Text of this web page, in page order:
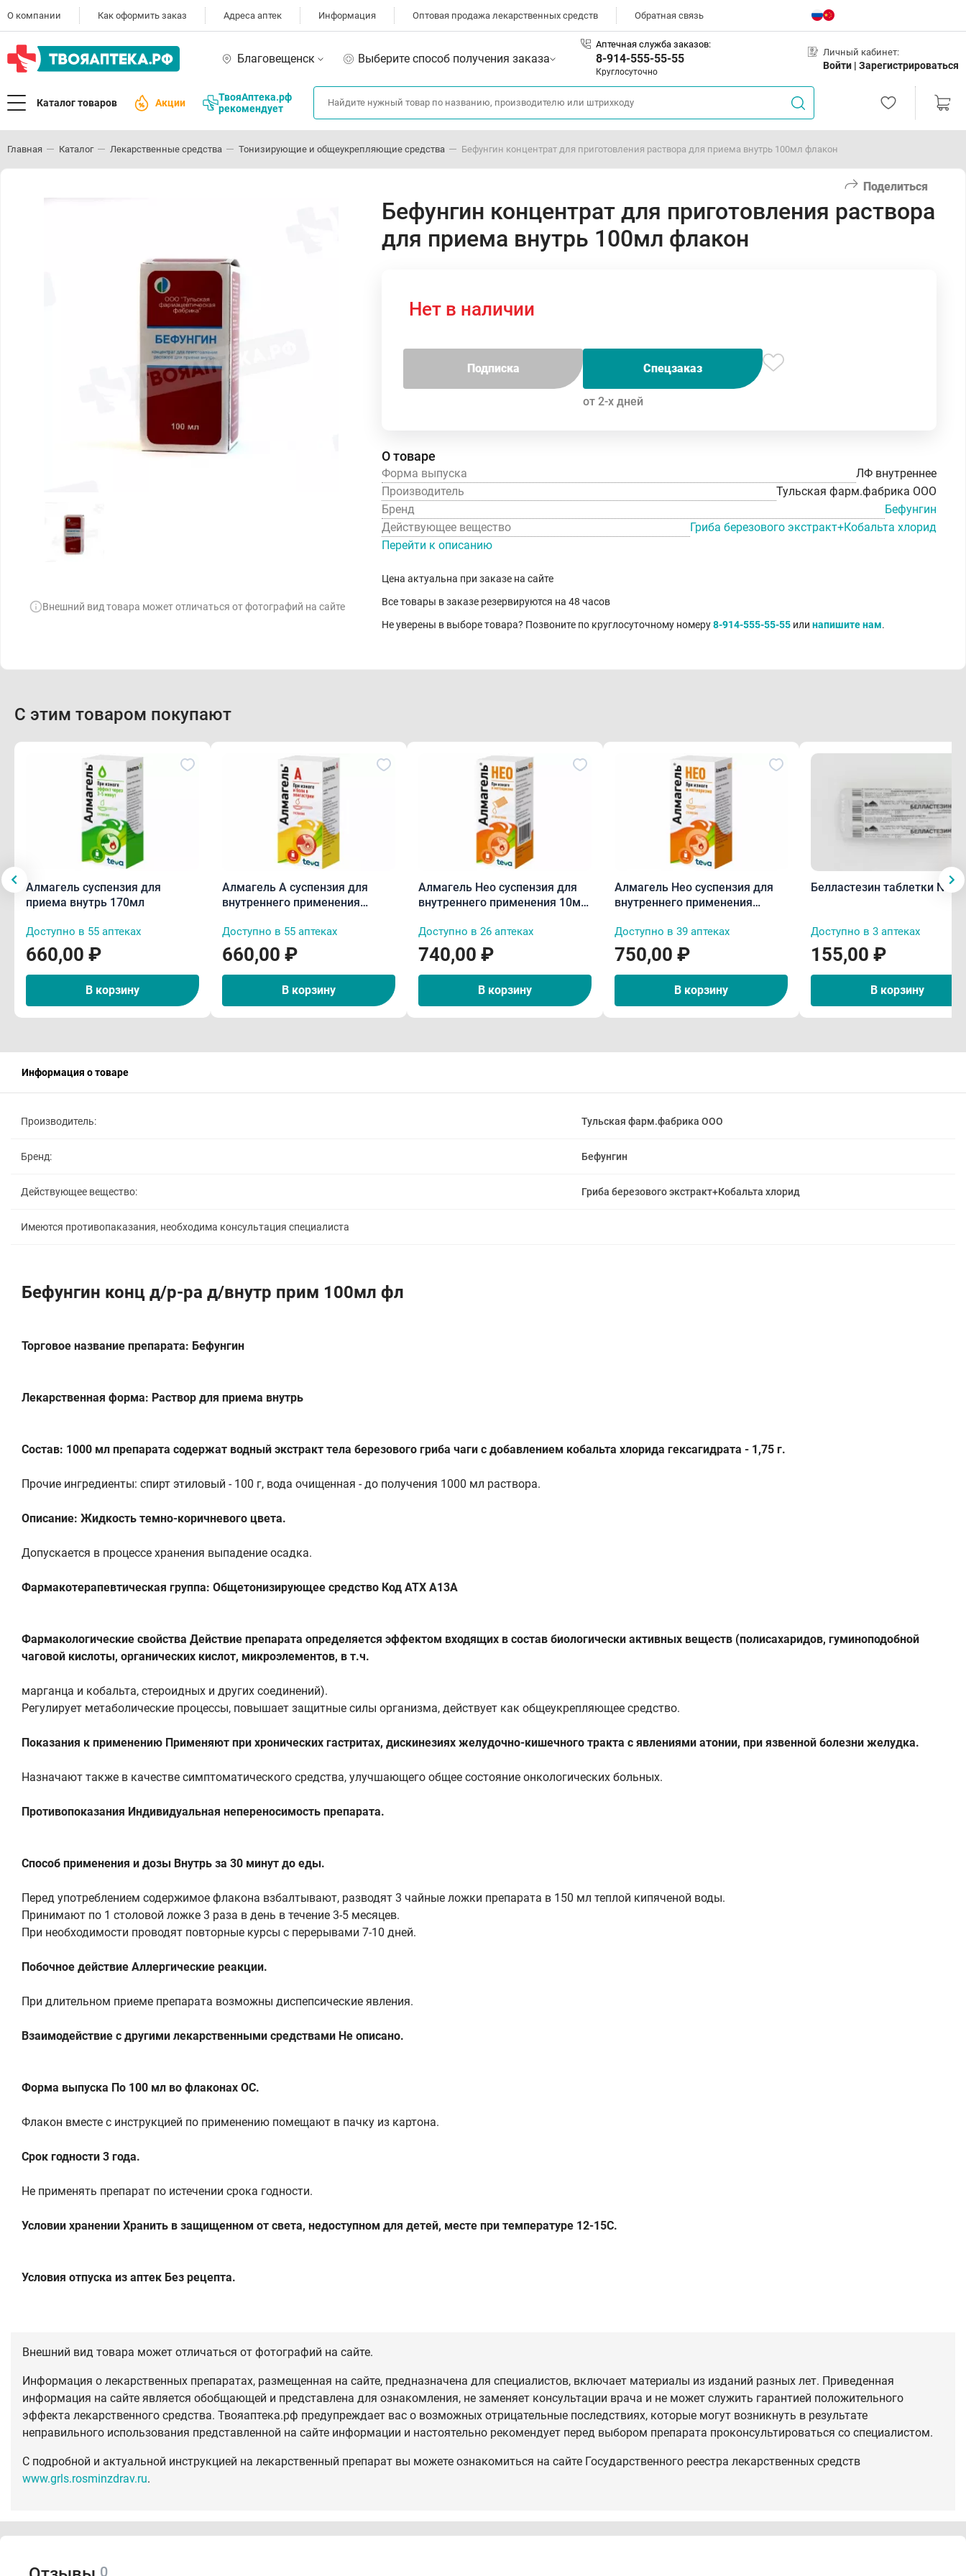
О компании Как оформить заказ Адреса аптек Информация Оптовая продажа лекарственных средств Обратная связь
Благовещенск Выберите способ получения заказа
Аптечная служба заказов:
8-914-555-55-55
Круглосуточно
Личный кабинет:
Войти | Зарегистрироваться
Каталог товаров Акции
ТвояАптека.рф
рекомендует
Главная Каталог Лекарственные средства Тонизирующие и общеукрепляющие средства Бефунгин концентрат для приготовления раствора для приема внутрь 100мл флакон
Поделиться
Внешний вид товара может отличаться от фотографий на сайте
Бефунгин концентрат для приготовления раствора
для приема внутрь 100мл флакон
Нет в наличии
Подписка Спецзаказ
от 2-х дней
О товаре
Форма выпуска
ЛФ внутреннее
Производитель
Тульская фарм.фабрика ООО
Бренд
Бефунгин
Действующее вещество
Гриба березового экстракт+Кобальта хлорид
Перейти к описанию
Цена актуальна при заказе на сайте
Все товары в заказе резервируются на 48 часов
Не уверены в выборе товара? Позвоните по круглосуточному номеру8-914-555-55-55 или напишите нам.
С этим товаром покупают
Алмагель суспензия для
приема внутрь 170мл
Доступно в 55 аптеках
660,00 ₽
В корзину
Алмагель А суспензия для
внутреннего применения
Доступно в 55 аптеках
660,00 ₽
В корзину
Алмагель Нео суспензия для
внутреннего применения 10мл
Доступно в 26 аптеках
740,00 ₽
В корзину
Алмагель Нео суспензия для
внутреннего применения
Доступно в 39 аптеках
750,00 ₽
В корзину
Белластезин таблетки N10
Доступно в 3 аптеках
155,00 ₽
В корзину
Информация о товаре
Производитель: Тульская фарм.фабрика ООО
Бренд: Бефунгин
Действующее вещество: Гриба березового экстракт+Кобальта хлорид
Имеются противопаказания, необходима консультация специалиста
Бефунгин конц д/р-ра д/внутр прим 100мл фл
Торговое название препарата: Бефунгин
Лекарственная форма: Раствор для приема внутрь
Состав: 1000 мл препарата содержат водный экстракт тела березового гриба чаги с добавлением кобальта хлорида гексагидрата - 1,75 г.
Прочие ингредиенты: спирт этиловый - 100 г, вода очищенная - до получения 1000 мл раствора.
Описание: Жидкость темно-коричневого цвета.
Допускается в процессе хранения выпадение осадка.
Фармакотерапевтическая группа: Общетонизирующее средство Код ATX А13А
Фармакологические свойства Действие препарата определяется эффектом входящих в состав биологически активных веществ (полисахаридов, гуминоподобной
чаговой кислоты, органических кислот, микроэлементов, в т.ч.
марганца и кобальта, стероидных и других соединений).
Регулирует метаболические процессы, повышает защитные силы организма, действует как общеукрепляющее средство.
Показания к применению Применяют при хронических гастритах, дискинезиях желудочно-кишечного тракта с явлениями атонии, при язвенной болезни желудка.
Назначают также в качестве симптоматического средства, улучшающего общее состояние онкологических больных.
Противопоказания Индивидуальная непереносимость препарата.
Способ применения и дозы Внутрь за 30 минут до еды.
Перед употреблением содержимое флакона взбалтывают, разводят 3 чайные ложки препарата в 150 мл теплой кипяченой воды.
Принимают по 1 столовой ложке 3 раза в день в течение 3-5 месяцев.
При необходимости проводят повторные курсы с перерывами 7-10 дней.
Побочное действие Аллергические реакции.
При длительном приеме препарата возможны диспепсические явления.
Взаимодействие с другими лекарственными средствами Не описано.
Форма выпуска По 100 мл во флаконах ОС.
Флакон вместе с инструкцией по применению помещают в пачку из картона.
Срок годности 3 года.
Не применять препарат по истечении срока годности.
Условии хранении Хранить в защищенном от света, недоступном для детей, месте при температуре 12-15С.
Условия отпуска из аптек Без рецепта.
Внешний вид товара может отличаться от фотографий на сайте.
Информация о лекарственных препаратах, размещенная на сайте, предназначена для специалистов, включает материалы из изданий разных лет. Приведенная
информация на сайте является обобщающей и представлена для ознакомления, не заменяет консультации врача и не может служить гарантией положительного
эффекта лекарственного средства. Твояаптека.рф предупреждает вас о возможных отрицательные последствиях, которые могут возникнуть в результате
неправильного использования представленной на сайте информации и настоятельно рекомендует перед выбором препарата проконсультироваться со специалистом.
С подробной и актуальной инструкцией на лекарственный препарат вы можете ознакомиться на сайте Государственного реестра лекарственных средств
www.grls.rosminzdrav.ru.
0